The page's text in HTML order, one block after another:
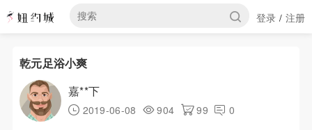
登录 / 注册
乾元足浴小爽
嘉**下
2019-06-08 904 99 0